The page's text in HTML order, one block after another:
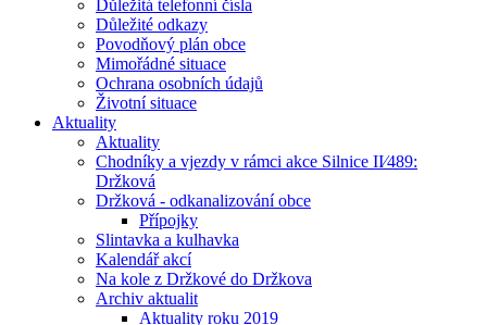
Důležitá telefonní čísla
Důležité odkazy
Povodňový plán obce
Mimořádné situace
Ochrana osobních údajů
Životní situace
Aktuality
Aktuality
Chodníky a vjezdy v rámci akce Silnice II⁄489:
Držková
Držková - odkanalizování obce
Přípojky
Slintavka a kulhavka
Kalendář akcí
Na kole z Držkové do Držkova
Archiv aktualit
Aktuality roku 2019